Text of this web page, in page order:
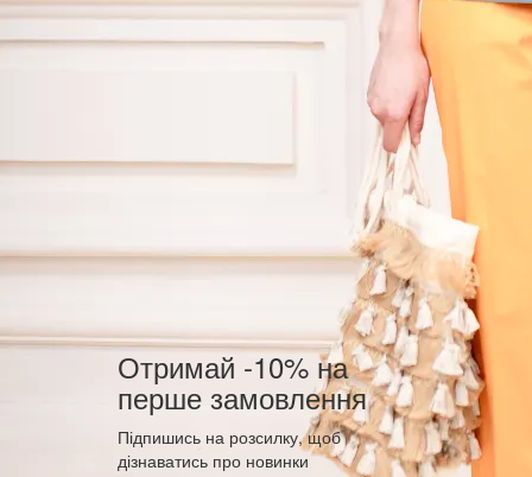
Отримай -10% на
перше замовлення
Підпишись на розсилку, щоб
дізнаватись про новинки